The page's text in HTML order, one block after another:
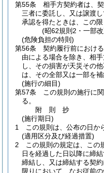
第55条
相手方契約者は、
三者に委託し、又は譲渡し
承認を得たときは、この限
(昭62規則2・一部
(危険負担の特則)
第56条
契約履行前におけ
由による場合を除き、相
し、その損害が天災その
は、その全部又は一部を補
(施行の細目)
第57条
この規則の施行に
る。
附 則
抄
(施行期日)
1
この規則は、公布の日か
(適用区分及び経過措置)
2
この規則の規定は、この
日を経過した日以降に締
締結し、又は締結する契
限りにおいて、なお従前の